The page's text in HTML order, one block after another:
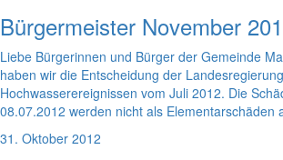
Bürgermeister November
Liebe Bürgerinnen und Bürger der Gemeinde
haben wir die Entscheidung der
Hochwasserereignissen vom Juli 2012. Die
08.07.2012 werden nicht als Elementarschäden
31. Oktober 2012